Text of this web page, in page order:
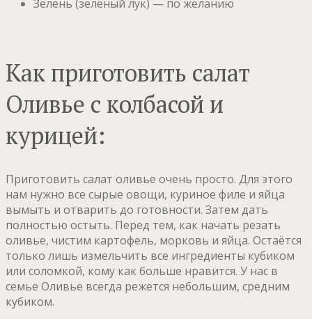
Зелень (зелёный лук) — по желанию
Как приготовить салат
Оливье с колбасой и
курицей:
Приготовить салат оливье очень просто. Для этого
нам нужно все сырые овощи, куриное филе и яйца
вымыть и отварить до готовности. Затем дать
полностью остыть. Перед тем, как начать резать
оливье, чистим картофель, морковь и яйца. Остаётся
только лишь измельчить все ингредиенты кубиком
или соломкой, кому как больше нравится. У нас в
семье Оливье всегда режется небольшим, средним
кубиком.